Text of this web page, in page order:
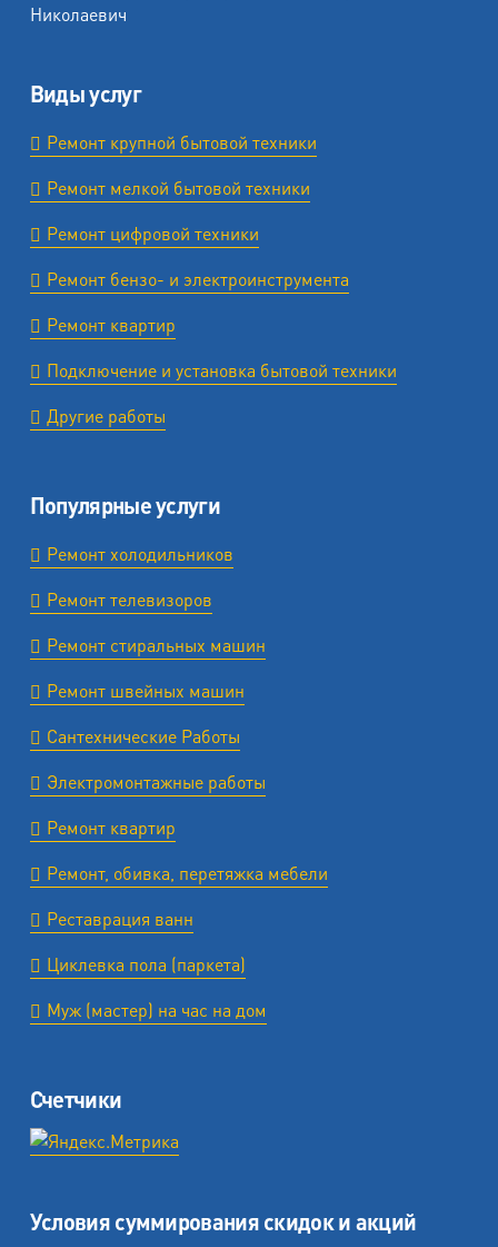
Николаевич
Виды услуг
Ремонт крупной бытовой техники
Ремонт мелкой бытовой техники
Ремонт цифровой техники
Ремонт бензо- и электроинструмента
Ремонт квартир
Подключение и установка бытовой техники
Другие работы
Популярные услуги
Ремонт холодильников
Ремонт телевизоров
Ремонт стиральных машин
Ремонт швейных машин
Сантехнические Работы
Электромонтажные работы
Ремонт квартир
Ремонт, обивка, перетяжка мебели
Реставрация ванн
Циклевка пола (паркета)
Муж (мастер) на час на дом
Счетчики
Условия суммирования скидок и акций